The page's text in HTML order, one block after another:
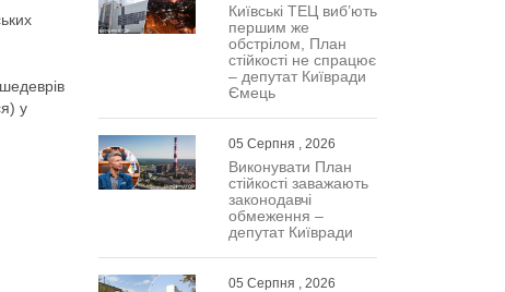
у
Київські ТЕЦ виб’ють
першим же
обстрілом, План
стійкості не спрацює
– депутат Київради
Ємець
05 Серпня , 2026
Виконувати План
стійкості заважають
законодавчі
обмеження –
депутат Київради
05 Серпня , 2026